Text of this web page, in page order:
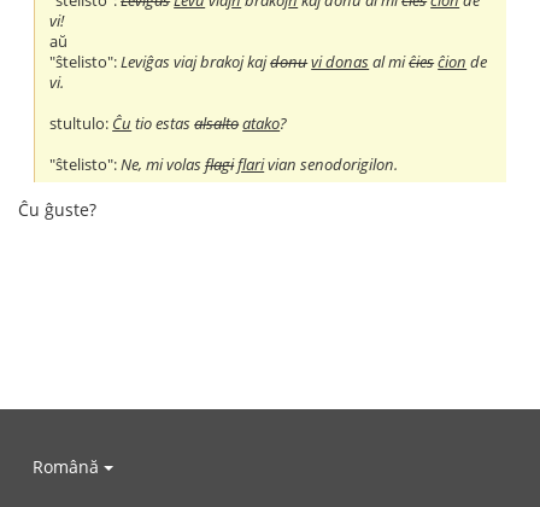
vi!
aŭ
"ŝtelisto":Leviĝas viaj brakoj kajdonuvi donasal miĉiesĉion de
vi.
stultulo: Ĉu tio estasalsaltoatako?
"ŝtelisto":Ne, mi volasflagiflarivian senodorigilon.
Ĉu ĝuste?
Română